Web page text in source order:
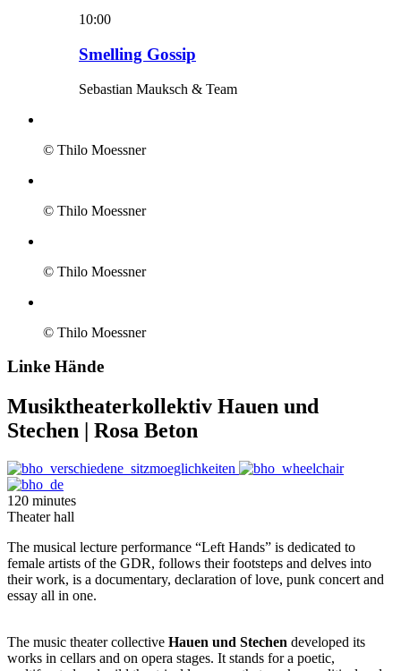
10:00
Smelling Gossip
Sebastian Mauksch & Team
© Thilo Moessner
© Thilo Moessner
© Thilo Moessner
© Thilo Moessner
Linke Hände
Musiktheaterkollektiv Hauen und
Stechen | Rosa Beton
120 minutes
Theater hall
The musical lecture performance “Left Hands” is dedicated to
female artists of the GDR, follows their footsteps and delves into
their work, is a documentary, declaration of love, punk concert and
essay all in one.
The music theater collective Hauen und Stechen developed its
works in cellars and on opera stages. It stands for a poetic,